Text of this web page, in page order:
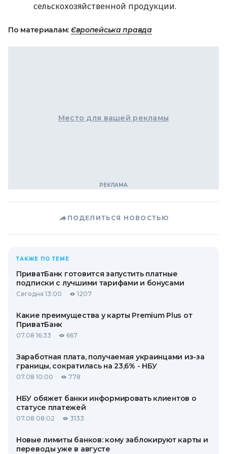
сельскохозяйственной продукции.
По материалам: Європейська правда
Место для вашей рекламы
ПОДЕЛИТЬСЯ НОВОСТЬЮ
ТАКЖЕ ПО ТЕМЕ
ПриватБанк готовится запустить платные
подписки с лучшими тарифами и бонусами
Сегодня 13:00 1207
Какие преимущества у карты Premium Plus от
ПриватБанк
07.08 16:33 667
Заработная плата, получаемая украинцами из-за
границы, сократилась на 23,6% - НБУ
07.08 10:00 778
НБУ обяжет банки информировать клиентов о
статусе платежей
07.08 08:02 3133
Новые лимиты банков: кому заблокируют карты и
переводы уже в августе